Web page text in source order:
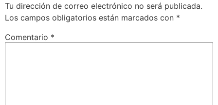
Tu dirección de correo electrónico no será publicada.
Los campos obligatorios están marcados con *
Comentario *